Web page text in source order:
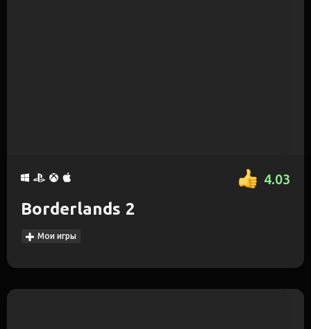
4.03
Borderlands 2
Мои игры